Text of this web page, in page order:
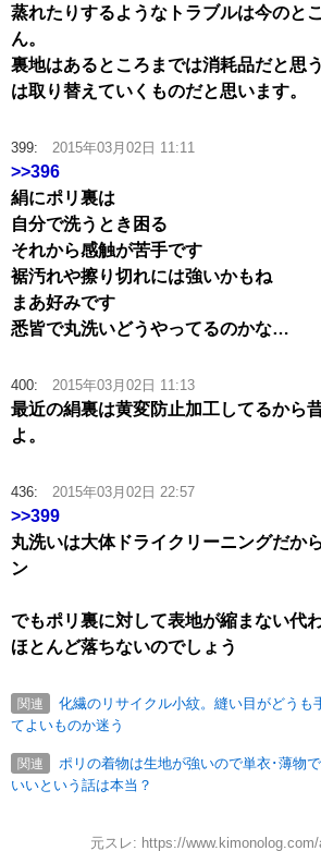
蒸れたりするようなトラブルは今のと
ん。
裏地はあるところまでは消耗品だと思
は取り替えていくものだと思います。
399: 2015年03月02日 11:11
>>396
絹にポリ裏は
自分で洗うとき困る
それから感触が苦手です
裾汚れや擦り切れには強いかもね
まあ好みです
悉皆で丸洗いどうやってるのかな…
400: 2015年03月02日 11:13
最近の絹裏は黄変防止加工してるから
よ。
436: 2015年03月02日 22:57
>>399
丸洗いは大体ドライクリーニングだか
ン
でもポリ裏に対して表地が縮まない代
ほとんど落ちないのでしょう
関連
化繊のリサイクル小紋。縫い目がどうも
てよいものか迷う
関連
ポリの着物は生地が強いので単衣･薄物
いいという話は本当？
元スレ: https://